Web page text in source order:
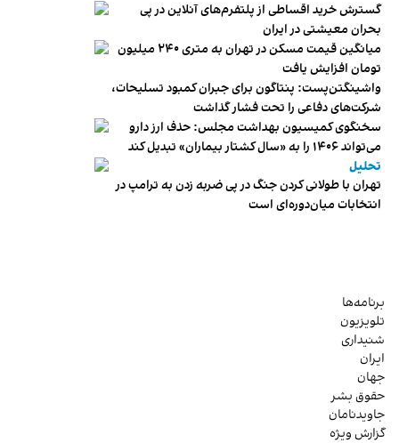
گسترش خرید اقساطی از پلتفرم‌های آنلاین در پی
بحران معیشتی در ایران
میانگین قیمت مسکن در تهران به متری ۲۴۰ میلیون
تومان افزایش یافت
واشینگتن‌پست: پنتاگون برای جبران کمبود تسلیحات،
شرکت‌های دفاعی را تحت فشار گذاشت
سخنگوی کمیسیون بهداشت مجلس: حذف ارز دارو
می‌تواند ۱۴۰۶ را به «سال کشتار بیماران» تبدیل کند
تحلیل
تهران با طولانی کردن جنگ در پی ضربه زدن به ترامپ در
انتخابات میان‌دوره‌ای است
برنامه‌ها
تلویزیون
شنیداری
ایران
جهان
حقوق بشر
جاویدنامان
گزارش ویژه